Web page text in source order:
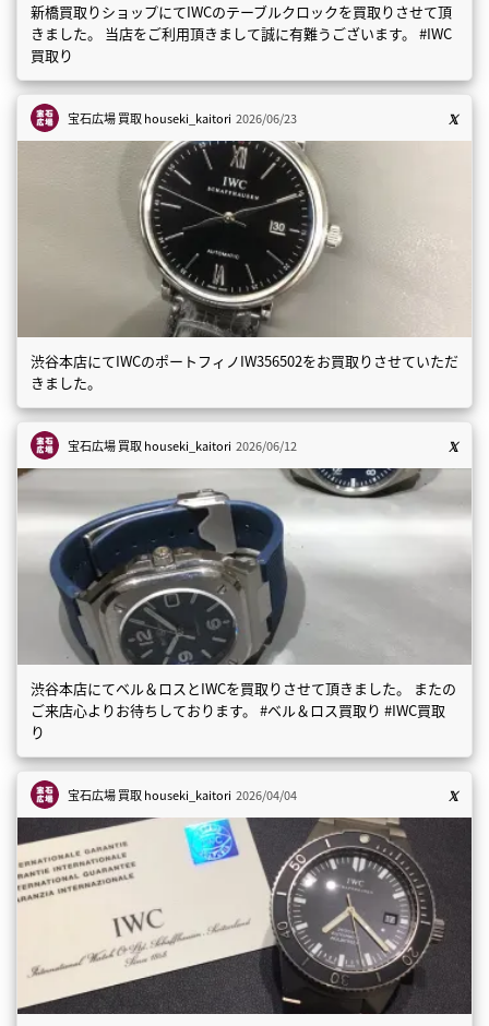
新橋買取りショップにてIWCのテーブルクロックを買取りさせて頂
きました。 当店をご利用頂きまして誠に有難うございます。 #IWC
買取り
宝石広場 買取houseki_kaitori 2026/06/23
渋谷本店にてIWCのポートフィノIW356502をお買取りさせていただ
きました。
宝石広場 買取houseki_kaitori 2026/06/12
渋谷本店にてベル＆ロスとIWCを買取りさせて頂きました。 またの
ご来店心よりお待ちしております。 #ベル＆ロス買取り #IWC買取
り
宝石広場 買取houseki_kaitori 2026/04/04